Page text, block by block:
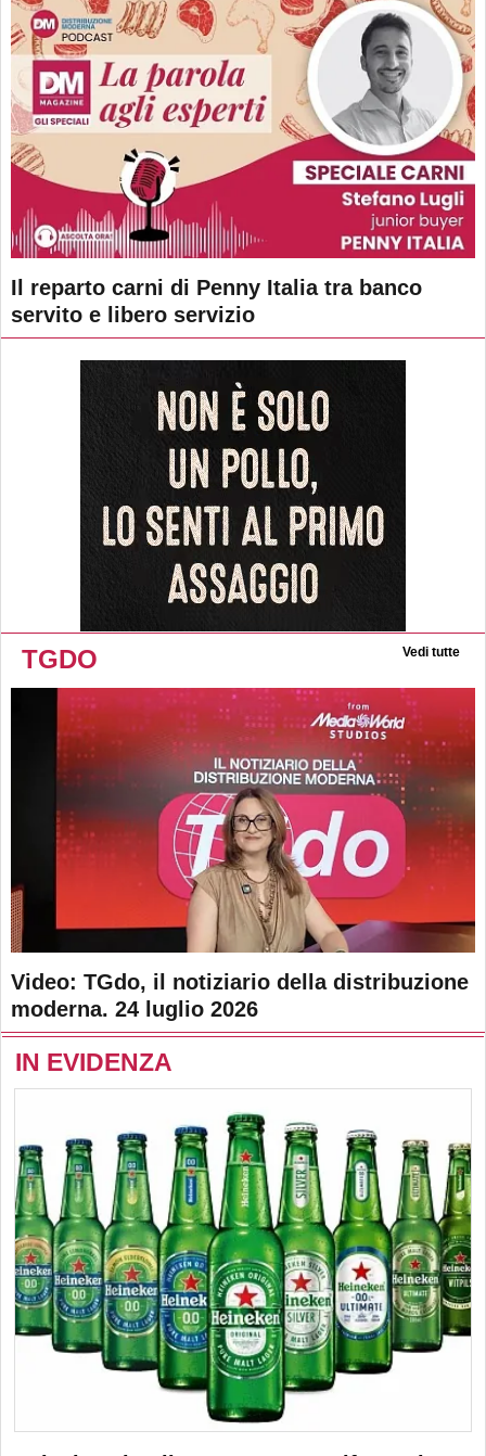
Il reparto carni di Penny Italia tra banco
servito e libero servizio
TGDO Vedi tutte
Video: TGdo, il notiziario della distribuzione
moderna. 24 luglio 2026
IN EVIDENZA